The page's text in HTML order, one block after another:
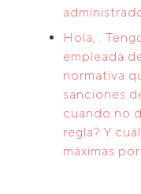
Hola, .
empleada
normativa
sanciones
cuando no
regla? Y
máximas